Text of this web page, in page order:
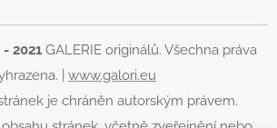
2021 GALERIE originálů. Všechna práva
| www.galori.eu
je chráněn autorským právem.